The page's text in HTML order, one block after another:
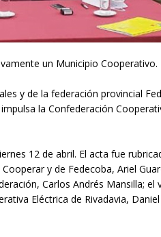
un Municipio Cooperativo.
y de la federación provincial
la Confederación
12 de abril. El acta fue
y de Fedecoba, Ariel
Carlos Andrés Mansilla; el
Eléctrica de Rivadavia,